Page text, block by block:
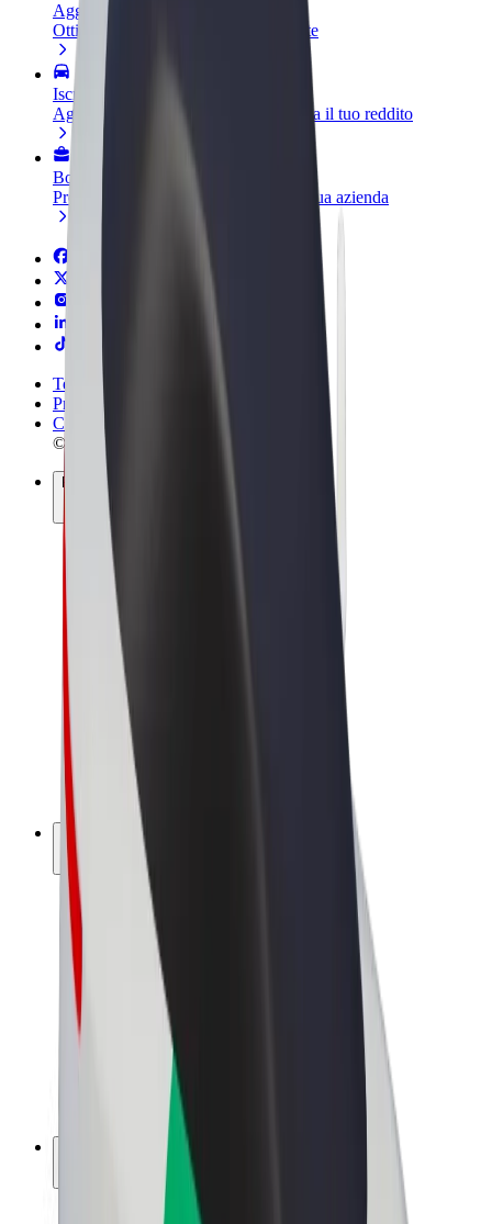
Aggiungi il tuo ristorante o negozio
Ottieni più clienti e aumenta le vendite
Iscriviti come proprietario della flotta
Aggiungi la tua flotta a Bolt e aumenta il tuo reddito
Bolt per le aziende
Prodotti e servizi Bolt scalabili per la tua azienda
Termini e condizioni
Privacy
Cookies
© 2026 Bolt Technology OÜ
Prodotti
Corse
Monopattini
Bolt Market
Bolt Food
Bolt Drive
Bolt per le aziende
Bicicletta elettrica
Bolt Plus
Collabora con Bolt
Ricavi autista
Ricavi corriere
Esercenti Bolt Food
Lavora con noi